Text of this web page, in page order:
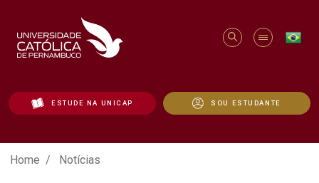
ESTUDE NA UNICAP SOU ESTUDANTE
Notícias - Unicap
Home Notícias